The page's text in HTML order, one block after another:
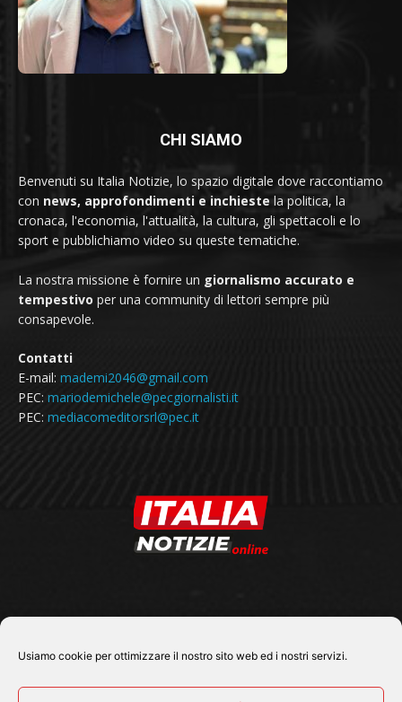
Usiamo cookie per ottimizzare il nostro sito web ed i nostri servizi.
CHI SIAMO
Benvenuti su Italia Notizie, lo spazio digitale dove raccontiamo
con news, approfondimenti e inchieste la politica, la
cronaca, l'economia, l'attualità, la cultura, gli spettacoli e lo
sport e pubblichiamo video su queste tematiche.
La nostra missione è fornire un giornalismo accurato e
tempestivo per una community di lettori sempre più
consapevole.
Contatti
E-mail: mademi2046@gmail.com
PEC: mariodemichele@pecgiornalisti.it
PEC: mediacomeditorsrl@pec.it
SEGUICI SU